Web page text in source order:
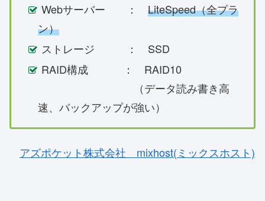
Webサーバー ： LiteSpeed（全プラ
ン）
ストレージ ： SSD
RAID構成 ： RAID10
（データ読み書き高
速、バックアップが強い）
アズポケット株式会社 mixhost(ミックスホスト)